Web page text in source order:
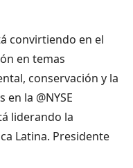
convirtiendo en el
en temas
conservación y la
la @NYSE
liderando la
Latina. Presidente